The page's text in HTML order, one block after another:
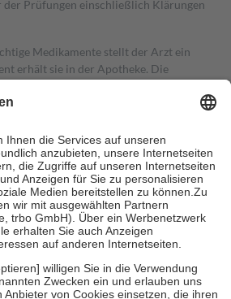
Prüfungen einschließlich Klärungen
Medikamente stellt der Arzt ein
erhält sie in der Apotheke. Die
trägt einen Teil davon als Zuzahlung
Zuzahlungen in Höhe von zehn
mindestensjedochfünf Euround
sind jedoch nie mehr als die tatsächlichen
auch für Online-Apotheken.
Krankenpflege beträgt die
Kosten sowie zehn Euro je
Versicherten für ihre eigene Gesundheit zu
Stellung der Familie zu unterstützen,